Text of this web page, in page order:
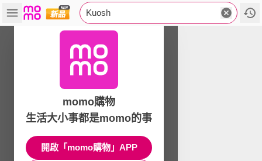
Kuosh
momo購物
生活大小事都是momo的事
開啟「momo購物」APP